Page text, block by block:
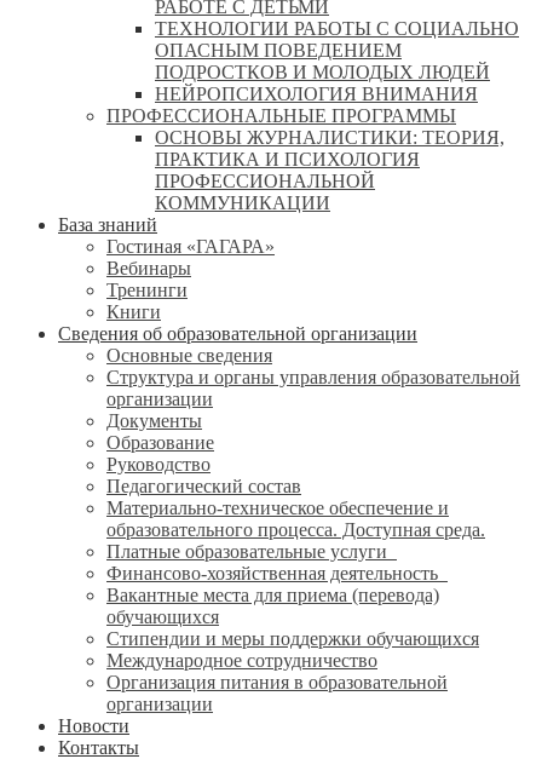
РАБОТЕ С ДЕТЬМИ
ТЕХНОЛОГИИ РАБОТЫ С СОЦИАЛЬНО
ОПАСНЫМ ПОВЕДЕНИЕМ
ПОДРОСТКОВ И МОЛОДЫХ ЛЮДЕЙ
НЕЙРОПСИХОЛОГИЯ ВНИМАНИЯ
ПРОФЕССИОНАЛЬНЫЕ ПРОГРАММЫ
ОСНОВЫ ЖУРНАЛИСТИКИ: ТЕОРИЯ,
ПРАКТИКА И ПСИХОЛОГИЯ
ПРОФЕССИОНАЛЬНОЙ
КОММУНИКАЦИИ
База знаний
Гостиная «ГАГАРА»
Вебинары
Тренинги
Книги
Сведения об образовательной организации
Основные сведения
Структура и органы управления образовательной
организации
Документы
Образование
Руководство
Педагогический состав
Материально-техническое обеспечение и
образовательного процесса. Доступная среда.
Платные образовательные услуги
Финансово-хозяйственная деятельность
Вакантные места для приема (перевода)
обучающихся
Стипендии и меры поддержки обучающихся
Международное сотрудничество
Организация питания в образовательной
организации
Новости
Контакты